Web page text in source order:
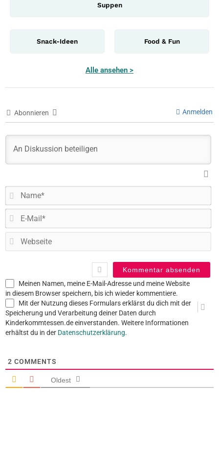
Suppen
Snack-Ideen Food & Fun
Alle ansehen >
Abonnieren Anmelden
Meinen Namen, meine E-Mail-Adresse und meine Website
in diesem Browser speichern, bis ich wieder kommentiere.
Mit der Nutzung dieses Formulars erklärst du dich mit der
Speicherung und Verarbeitung deiner Daten durch
Kinderkommtessen.de einverstanden. Weitere Informationen
erhältst du in der Datenschutzerklärung.
2 COMMENTS
Oldest